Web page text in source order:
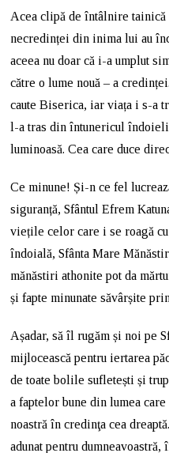
Acea clipă de întâlnire
necredinței din inima lui au
aceea nu doar că i-a umplut
către o lume nouă – a
caute Biserica, iar viața i s-a
l-a tras din întunericul
luminoasă. Cea care duce
Ce minune! Și-n ce fel
siguranță, Sfântul Efrem
viețile celor care i se roagă
îndoială, Sfânta Mare
mănăstiri athonite pot da
și fapte minunate săvârșite
Așadar, să îl rugăm și noi pe
mijlocească pentru iertarea
de toate bolile sufletești și
a faptelor bune din lumea
noastră în credinţa cea
adunat pentru